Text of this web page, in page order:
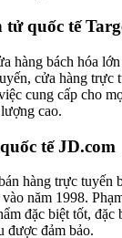
quốc tế
hàng bách hóa
cửa hàng trực
cung cấp cho
cao.
tế JD.com
hàng trực tuyến
năm 1998.
đặc biệt tốt, đặc
được đảm bảo.